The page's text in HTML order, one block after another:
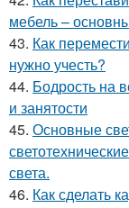
мебель –
43. Как
нужно учесть?
44. Бодрость на
и занятости
45. Основные
света.
46. Как сделать